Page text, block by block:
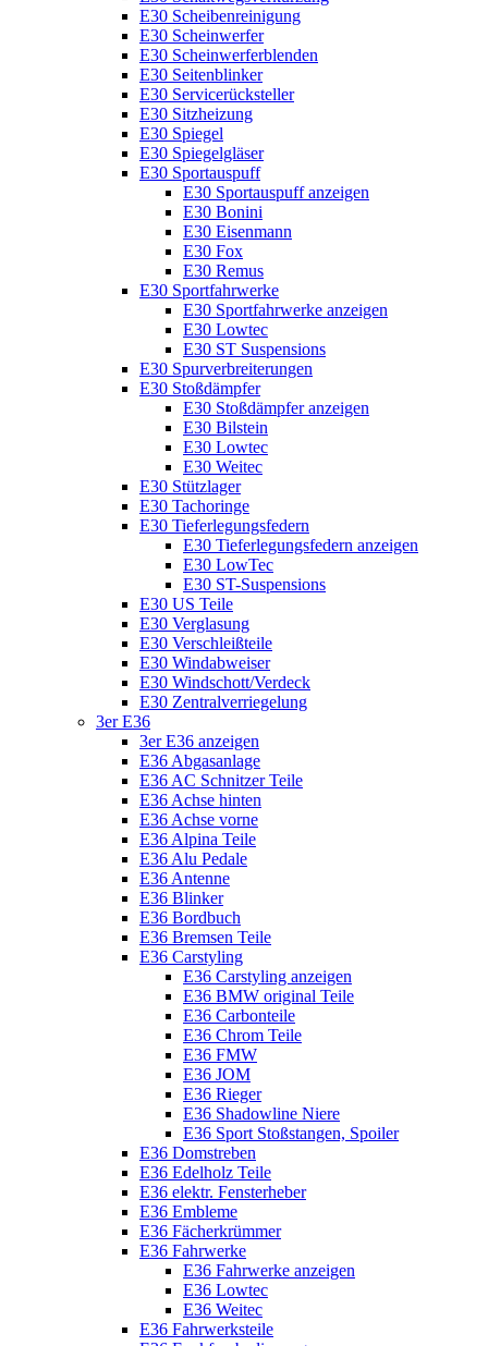
E30 Scheibenreinigung
E30 Scheinwerfer
E30 Scheinwerferblenden
E30 Seitenblinker
E30 Servicerücksteller
E30 Sitzheizung
E30 Spiegel
E30 Spiegelgläser
E30 Sportauspuff
E30 Sportauspuff anzeigen
E30 Bonini
E30 Eisenmann
E30 Fox
E30 Remus
E30 Sportfahrwerke
E30 Sportfahrwerke anzeigen
E30 Lowtec
E30 ST Suspensions
E30 Spurverbreiterungen
E30 Stoßdämpfer
E30 Stoßdämpfer anzeigen
E30 Bilstein
E30 Lowtec
E30 Weitec
E30 Stützlager
E30 Tachoringe
E30 Tieferlegungsfedern
E30 Tieferlegungsfedern anzeigen
E30 LowTec
E30 ST-Suspensions
E30 US Teile
E30 Verglasung
E30 Verschleißteile
E30 Windabweiser
E30 Windschott/Verdeck
E30 Zentralverriegelung
3er E36
3er E36 anzeigen
E36 Abgasanlage
E36 AC Schnitzer Teile
E36 Achse hinten
E36 Achse vorne
E36 Alpina Teile
E36 Alu Pedale
E36 Antenne
E36 Blinker
E36 Bordbuch
E36 Bremsen Teile
E36 Carstyling
E36 Carstyling anzeigen
E36 BMW original Teile
E36 Carbonteile
E36 Chrom Teile
E36 FMW
E36 JOM
E36 Rieger
E36 Shadowline Niere
E36 Sport Stoßstangen, Spoiler
E36 Domstreben
E36 Edelholz Teile
E36 elektr. Fensterheber
E36 Embleme
E36 Fächerkrümmer
E36 Fahrwerke
E36 Fahrwerke anzeigen
E36 Lowtec
E36 Weitec
E36 Fahrwerksteile